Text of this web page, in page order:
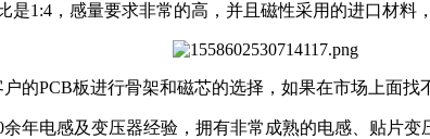
1:4，感量要求非常的高，并且磁性采用的进口材料
的PCB板进行骨架和磁芯的选择，如果在市场上面
年电感及变压器经验，拥有非常成熟的电感、贴片